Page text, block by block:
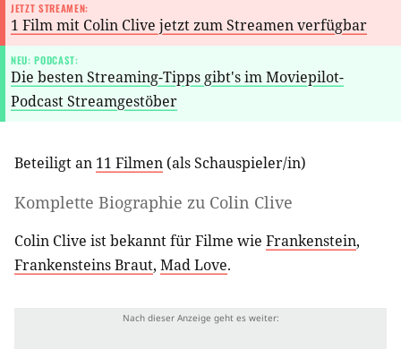
JETZT STREAMEN:
1 Film mit Colin Clive jetzt zum Streamen verfügbar
NEU: PODCAST:
Die besten Streaming-Tipps gibt's im Moviepilot-
Podcast Streamgestöber
Beteiligt an 11 Filmen (alsSchauspieler/in)
Komplette Biographie zu Colin Clive
Colin Clive ist bekannt für Filme wie Frankenstein,
Frankensteins Braut, Mad Love.